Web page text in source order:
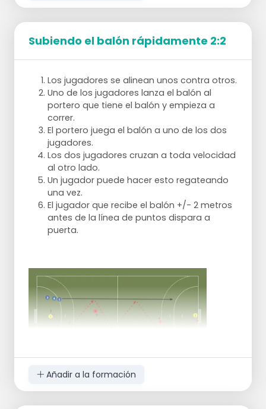
Subiendo el balón rápidamente 2:2
Los jugadores se alinean unos contra otros.
Uno de los jugadores lanza el balón al
portero que tiene el balón y empieza a
correr.
El portero juega el balón a uno de los dos
jugadores.
Los dos jugadores cruzan a toda velocidad
al otro lado.
Un jugador puede hacer esto regateando
una vez.
El jugador que recibe el balón +/- 2 metros
antes de la línea de puntos dispara a
puerta.
Añadir a la formación